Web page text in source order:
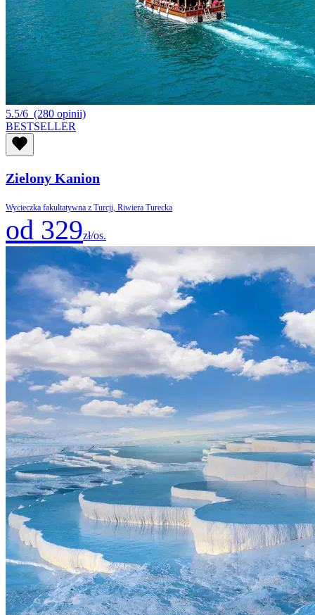
5.5/6 (280 opinii)
BESTSELLER
Zielony Kanion
Wycieczka fakultatywna z Turcji, Riwiera Turecka
od 329zł/os.